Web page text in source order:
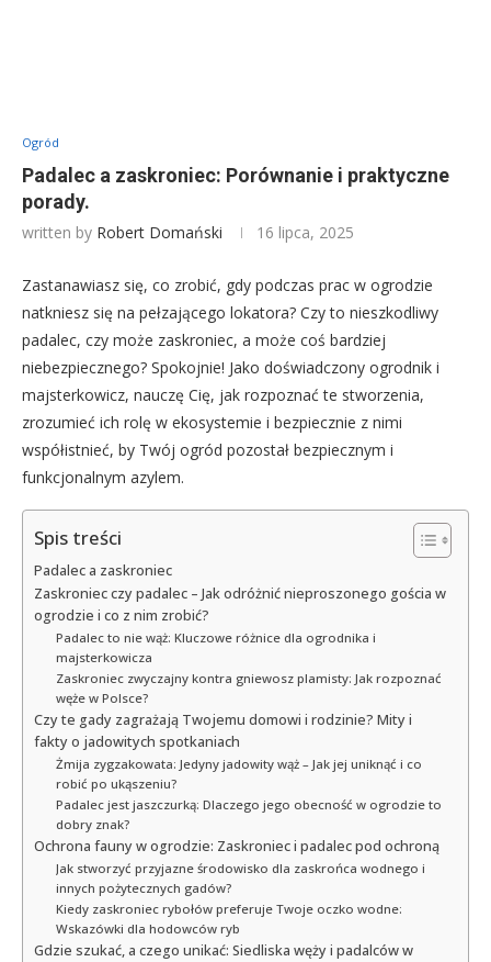
Ogród
Padalec a zaskroniec: Porównanie i praktyczne
porady.
written by Robert Domański 16 lipca, 2025
Zastanawiasz się, co zrobić, gdy podczas prac w ogrodzie
natkniesz się na pełzającego lokatora? Czy to nieszkodliwy
padalec, czy może zaskroniec, a może coś bardziej
niebezpiecznego? Spokojnie! Jako doświadczony ogrodnik i
majsterkowicz, nauczę Cię, jak rozpoznać te stworzenia,
zrozumieć ich rolę w ekosystemie i bezpiecznie z nimi
współistnieć, by Twój ogród pozostał bezpiecznym i
funkcjonalnym azylem.
Spis treści
Padalec a zaskroniec
Zaskroniec czy padalec – Jak odróżnić nieproszonego gościa w
ogrodzie i co z nim zrobić?
Padalec to nie wąż: Kluczowe różnice dla ogrodnika i
majsterkowicza
Zaskroniec zwyczajny kontra gniewosz plamisty: Jak rozpoznać
węże w Polsce?
Czy te gady zagrażają Twojemu domowi i rodzinie? Mity i
fakty o jadowitych spotkaniach
Żmija zygzakowata: Jedyny jadowity wąż – Jak jej uniknąć i co
robić po ukąszeniu?
Padalec jest jaszczurką: Dlaczego jego obecność w ogrodzie to
dobry znak?
Ochrona fauny w ogrodzie: Zaskroniec i padalec pod ochroną
Jak stworzyć przyjazne środowisko dla zaskrońca wodnego i
innych pożytecznych gadów?
Kiedy zaskroniec rybołów preferuje Twoje oczko wodne:
Wskazówki dla hodowców ryb
Gdzie szukać, a czego unikać: Siedliska węży i padalców w